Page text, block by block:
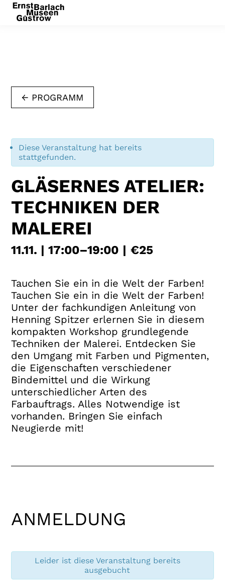
← PROGRAMM
Diese Veranstaltung hat bereits
stattgefunden.
GLÄSERNES ATELIER:
TECHNIKEN DER
MALEREI
11.11. | 17:00–19:00 €25
Tauchen Sie ein in die Welt der Farben!
Tauchen Sie ein in die Welt der Farben!
Unter der fachkundigen Anleitung von
Henning Spitzer erlernen Sie in diesem
kompakten Workshop grundlegende
Techniken der Malerei. Entdecken Sie
den Umgang mit Farben und Pigmenten,
die Eigenschaften verschiedener
Bindemittel und die Wirkung
unterschiedlicher Arten des
Farbauftrags. Alles Notwendige ist
vorhanden. Bringen Sie einfach
Neugierde mit!
Leider ist diese Veranstaltung bereits
ausgebucht